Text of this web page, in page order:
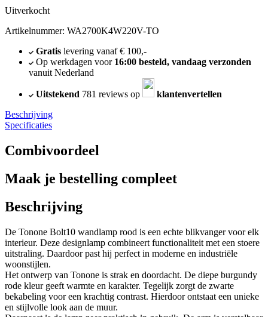
Uitverkocht
Artikelnummer: WA2700K4W220V-TO
Gratislevering vanaf € 100,-
Op werkdagen voor 16:00 besteld, vandaag verzonden
vanuit Nederland
Uitstekend 781 reviews op
klantenvertellen
Beschrijving
Specificaties
Combivoordeel
Maak je bestelling compleet
Beschrijving
De Tonone Bolt10 wandlamp rood is een echte blikvanger voor elk
interieur. Deze designlamp combineert functionaliteit met een stoere
uitstraling. Daardoor past hij perfect in moderne en industriële
woonstijlen.
Het ontwerp van Tonone is strak en doordacht. De diepe burgundy
rode kleur geeft warmte en karakter. Tegelijk zorgt de zwarte
bekabeling voor een krachtig contrast. Hierdoor ontstaat een unieke
en stijlvolle look aan de muur.